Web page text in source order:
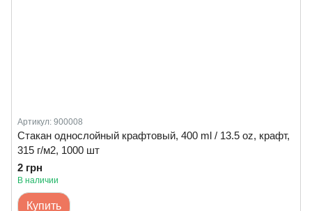
Артикул: 900008
Стакан однослойный крафтовый, 400 ml / 13.5 oz, крафт,
315 г/м2, 1000 шт
2 грн
В наличии
Купить